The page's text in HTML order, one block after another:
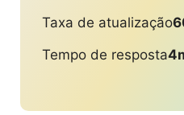
Taxa de atualização
Tempo de resposta